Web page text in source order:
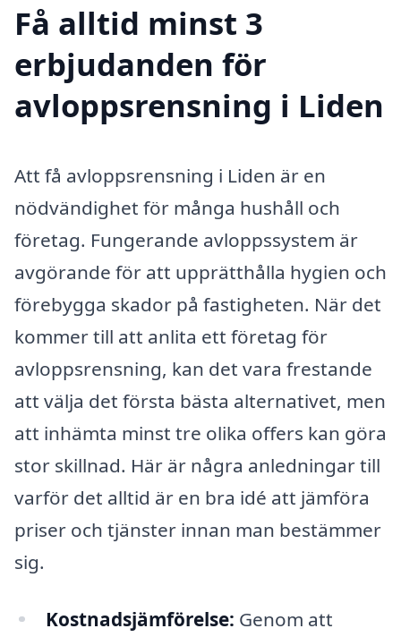
Få alltid minst 3
erbjudanden för
avloppsrensning i Liden
Att få avloppsrensning i Liden är en
nödvändighet för många hushåll och
företag. Fungerande avloppssystem är
avgörande för att upprätthålla hygien och
förebygga skador på fastigheten. När det
kommer till att anlita ett företag för
avloppsrensning, kan det vara frestande
att välja det första bästa alternativet, men
att inhämta minst tre olika offers kan göra
stor skillnad. Här är några anledningar till
varför det alltid är en bra idé att jämföra
priser och tjänster innan man bestämmer
sig.
Kostnadsjämförelse: Genom att